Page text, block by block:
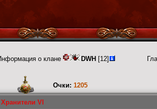
о клане DWH [12]
Очки: 1205
Хранители VI